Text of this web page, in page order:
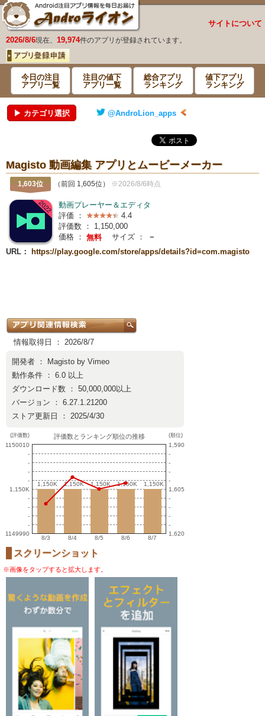
サイトについて
2026/8/6現在、 19,974件のアプリが登録されています。
今日の注目
アプリ一覧
注目の値下
アプリ一覧
総合アプリ
ランキング
値下アプリ
ランキング
▶ カテゴリ選択 @AndroLion_apps
Magisto 動画編集 アプリとムービーメーカー
1,603位 （前回 1,605位） ※2026/8/6時点
動画プレーヤー＆エディタ
評価 ：
4.4
評価数 ： 1,150,000
価格 ： 無料 サイズ ：
－
URL：
https://play.google.com/store/apps/details?id=com.magisto
情報取得日 ： 2026/8/7
開発者 ：
Magisto by Vimeo
動作条件 ： 6.0 以上
ダウンロード数 ： 50,000,000以上
バージョン ： 6.27.1.21200
ストア更新日 ： 2025/4/30
(評価数)
1150010
-
-
-
-
1,150K
-
-
-
-
1149990
評価数とランキング順位の推移
1,150K
1,150K 1,150K
1,150K 1,150K
1,150K 1,150K
1,150K 1,150K
1,150K
8/3 8/4 8/5 8/6 8/7
(順位)
1,590
-
-
-
-
1,605
-
-
-
-
1,620
スクリーンショット
※画像をタップすると拡大します。